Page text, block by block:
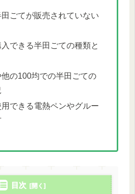
ごてが販売されていない
できる半田ごての種類と
の100均での半田ごての
できる電熱ペンやグルー
目次